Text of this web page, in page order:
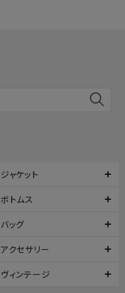
ジャケット
ボトムス
バッグ
アクセサリー
ヴィンテージ